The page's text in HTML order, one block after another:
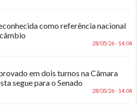
como referência nacional
28/05/26 - 14:04
em dois turnos na Câmara
segue para o Senado
28/05/26 - 14:04